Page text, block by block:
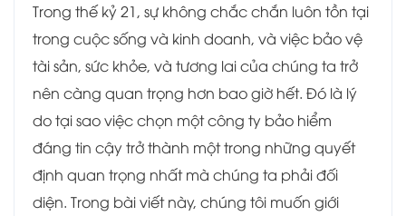
Trong thế kỷ 21, sự không chắc chắn luôn tồn tại
trong cuộc sống và kinh doanh, và việc bảo vệ
tài sản, sức khỏe, và tương lai của chúng ta trở
nên càng quan trọng hơn bao giờ hết. Đó là lý
do tại sao việc chọn một công ty bảo hiểm
đáng tin cậy trở thành một trong những quyết
định quan trọng nhất mà chúng ta phải đối
diện. Trong bài viết này, chúng tôi muốn giới